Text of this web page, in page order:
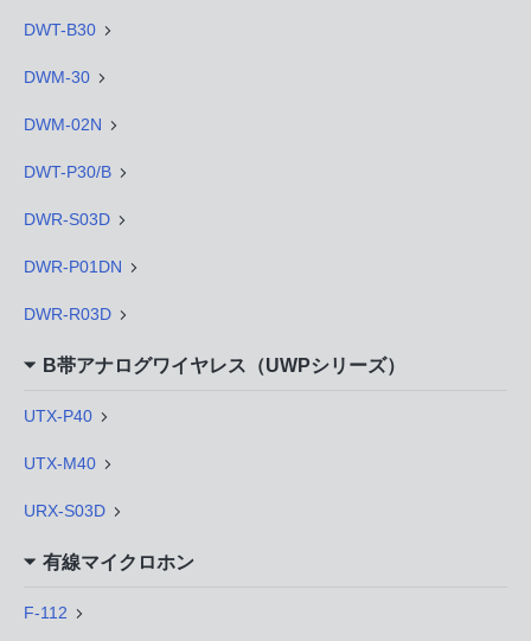
DWT-B30
DWM-30
DWM-02N
DWT-P30/B
DWR-S03D
DWR-P01DN
DWR-R03D
B帯アナログワイヤレス（UWPシリーズ）
UTX-P40
UTX-M40
URX-S03D
有線マイクロホン
F-112